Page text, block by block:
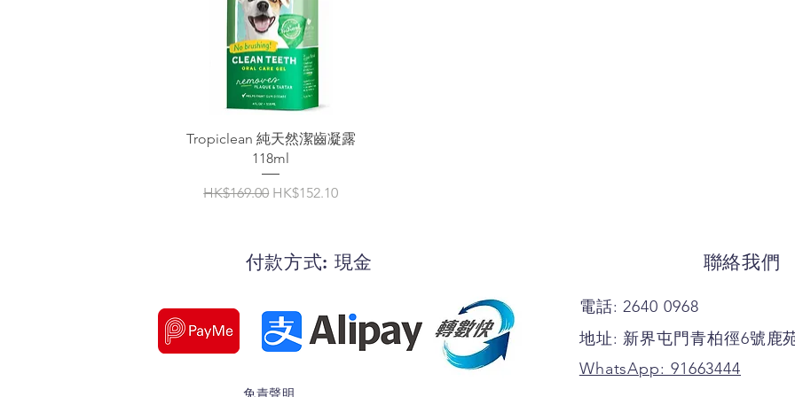
Tropiclean 純天然潔齒凝露
118ml
一般價格
HK$169.00 促銷價格
HK$152.10
付款方式: 現金
免責聲明
聯絡我們
電話: 2640 0968
地址: 新界屯門青柏徑6號鹿
WhatsApp: 91663444